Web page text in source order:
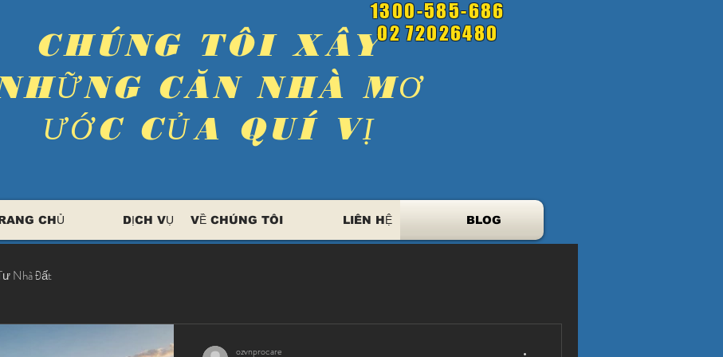
​CHÚNG TÔI XÂY
CĂN NHÀ MƠ
ƯỚC CỦA QUÍ VỊ
1300-585-686
02 72026480
CHỦ DỊCH VỤ VỀ CHÚNG TÔI LIÊN HỆ BLOG
Nhà Đất
ozvnprocare